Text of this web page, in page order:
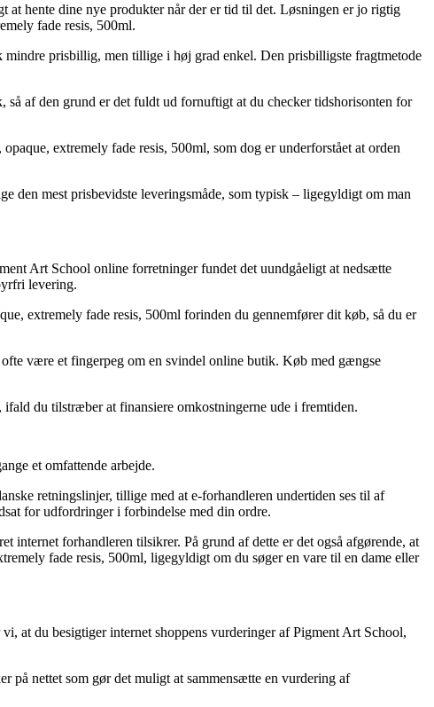
at hente dine nye produkter når der er tid til det. Løsningen er jo rigtig
fade resis, 500ml.
prisbillig, men tillige i høj grad enkel. Den prisbilligste fragtmetode
af den grund er det fuldt ud fornuftigt at du checker tidshorisonten for
extremely fade resis, 500ml, som dog er underforstået at orden
den mest prisbevidste leveringsmåde, som typisk – ligegyldigt om man
Art School online forretninger fundet det uundgåeligt at nedsætte
levering.
extremely fade resis, 500ml forinden du gennemfører dit køb, så du er
være et fingerpeg om en svindel online butik. Køb med gængse
du tilstræber at finansiere omkostningerne ude i fremtiden.
et omfattende arbejde.
retningslinjer, tillige med at e-forhandleren undertiden ses til af
for udfordringer i forbindelse med din ordre.
internet forhandleren tilsikrer. På grund af dette er det også afgørende, at
fade resis, 500ml, ligegyldigt om du søger en vare til en dame eller
at du besigtiger internet shoppens vurderinger af Pigment Art School,
på nettet som gør det muligt at sammensætte en vurdering af